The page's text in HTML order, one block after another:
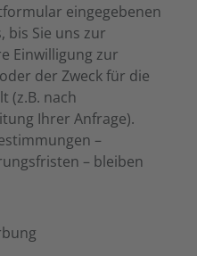
eingegebenen
bis Sie uns zur
Einwilligung zur
der Zweck für die
(z.B. nach
Ihrer Anfrage).
–
– bleiben